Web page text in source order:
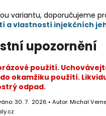
variantu, doporučujeme
a vlastností injekčních
upozornění
použití.
okamžiku použití.
odpad.
30. 7. 2026 • Autor: Michal